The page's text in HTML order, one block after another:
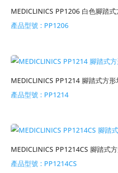
MEDICLINICS PP1206 白色腳踏
產品型號 : PP1206
MEDICLINICS PP1214 腳踏式方
產品型號 : PP1214
MEDICLINICS PP1214CS 腳踏式
產品型號 : PP1214CS